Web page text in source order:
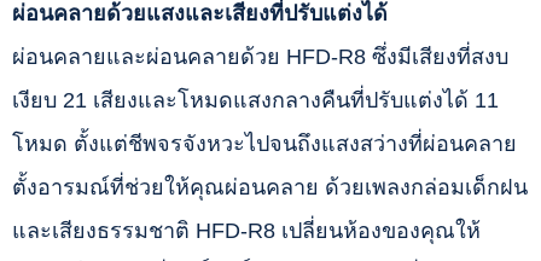
ผ่อนคลายด้วยแสงและเสียงที่ปรับแต่งได้
ผ่อนคลายและผ่อนคลายด้วย HFD-R8 ซึ่งมีเสียงที่สงบ
เงียบ 21 เสียงและโหมดแสงกลางคืนที่ปรับแต่งได้ 11
โหมด ตั้งแต่ชีพจรจังหวะไปจนถึงแสงสว่างที่ผ่อนคลาย
ตั้งอารมณ์ที่ช่วยให้คุณผ่อนคลาย ด้วยเพลงกล่อมเด็กฝน
และเสียงธรรมชาติ HFD-R8 เปลี่ยนห้องของคุณให้